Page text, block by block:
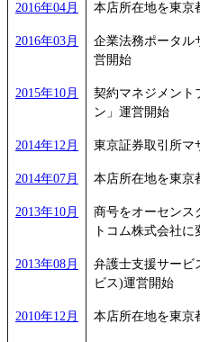
2016年04月 本店所在地を東京
2016年03月
企業法務ポータル
営開始
2015年10月
契約マネジメント
ン」運営開始
2014年12月 東京証券取引所マ
2014年07月 本店所在地を東京
2013年10月
商号をオーセンス
トコム株式会社に
2013年08月
弁護士支援サービ
ビス)運営開始
2010年12月 本店所在地を東京